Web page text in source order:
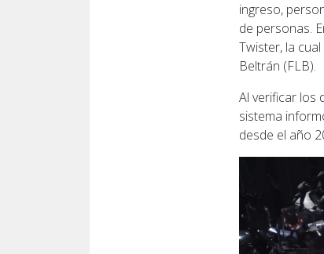
ingreso,
de personas.
Twister, la
Beltrán (FLB).
Al verificar los
sistema
desde el año